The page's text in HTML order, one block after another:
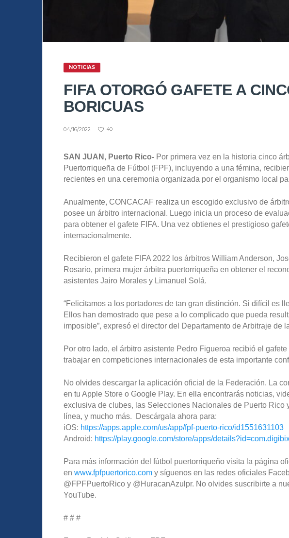
NOTICIAS
FIFA OTORGÓ GAFETE A
BORICUAS
04/16/2022 40
SAN JUAN, Puerto Rico- Por primera vez en la historia cinco
Puertorriqueña de Fútbol (FPF), incluyendo a una fémina,
recientes en una ceremonia organizada por el organismo local
Anualmente, CONCACAF realiza un escogido exclusivo de
posee un árbitro internacional. Luego inicia un proceso de
para obtener el gafete FIFA. Una vez obtienes el prestigioso
internacionalmente.
Recibieron el gafete FIFA 2022 los árbitros William Anderson,
Rosario, primera mujer árbitra puertorriqueña en obtener el
asistentes Jairo Morales y Limanuel Solá.
“Felicitamos a los portadores de tan gran distinción. Si difícil es
Ellos han demostrado que pese a lo complicado que pueda
imposible”, expresó el director del Departamento de Arbitraje de
Por otro lado, el árbitro asistente Pedro Figueroa recibió el
trabajar en competiciones internacionales de esta importante
No olvides descargar la aplicación oficial de la Federación. La
en tu Apple Store o Google Play. En ella encontrarás noticias,
exclusiva de clubes, las Selecciones Nacionales de Puerto Rico
línea, y mucho más. Descárgala ahora para:
iOS: https://apps.apple.com/us/app/fpf-puerto-rico/id1551631103
Android: https://play.google.com/store/apps/
Para más información del fútbol puertorriqueño visita la página
en www.fpfpuertorico.com y síguenos en las redes oficiales
@FPFPuertoRico y @HuracanAzulpr. No olvides suscribirte a
YouTube.
# # #